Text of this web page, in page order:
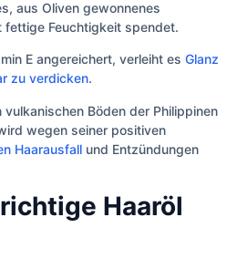
aus Oliven gewonnenes
fettige Feuchtigkeit spendet.
E angereichert, verleiht es Glanz
zu verdicken.
vulkanischen Böden der Philippinen
wegen seiner positiven
Haarausfall und Entzündungen
Haaröl